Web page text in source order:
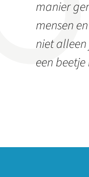
manier
mensen
niet
een